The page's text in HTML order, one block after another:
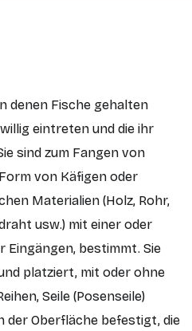
denen Fische gehalten
eintreten und die ihr
sind zum Fangen von
von Käfigen oder
Materialien (Holz, Rohr,
usw.) mit einer oder
Eingängen, bestimmt. Sie
platziert, mit oder ohne
Seile (Posenseile)
der Oberfläche befestigt, die